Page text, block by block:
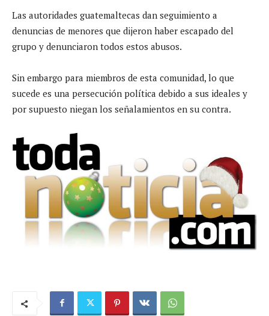
Las autoridades guatemaltecas dan seguimiento a
denuncias de menores que dijeron haber escapado del
grupo y denunciaron todos estos abusos.
Sin embargo para miembros de esta comunidad, lo que
sucede es una persecución política debido a sus ideales y
por supuesto niegan los señalamientos en su contra.